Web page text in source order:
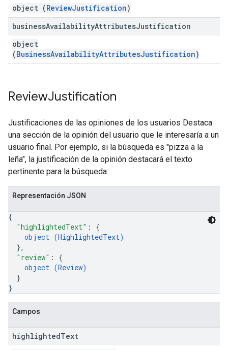
object (ReviewJustification)
businessAvailabilityAttributesJustification
object
(BusinessAvailabilityAttributesJustification)
ReviewJustification
Justificaciones de las opiniones de los usuarios Destaca
una sección de la opinión del usuario que le interesaría a un
usuario final. Por ejemplo, si la búsqueda es "pizza a la
leña", la justificación de la opinión destacará el texto
pertinente para la búsqueda.
Representación JSON
{
"highlightedText" : {
object (HighlightedText)
},
"review" : {
object (Review)
}
}
Campos
highlightedText